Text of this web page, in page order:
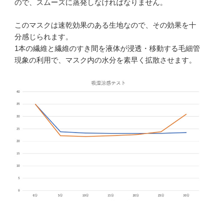
ので、スムーズに蒸発しなければなりません。
このマスクは速乾効果のある生地なので、その効果を十
分感じられます。
1本の繊維と繊維のすき間を液体が浸透・移動する毛細管
現象の利用で、マスク内の水分を素早く拡散させます。